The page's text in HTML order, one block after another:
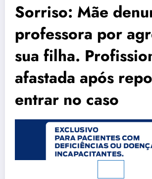
Sorriso: Mãe
professora por
sua filha.
afastada após
entrar no caso